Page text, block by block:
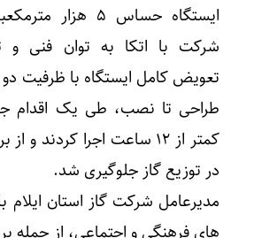
ایستگاه حساس ۵
شرکت با اتکا به توان فنی و
تعویض کامل ایستگاه با ظرفیت دو
طراحی تا نصب، طی یک اقدام
کمتر از ۱۲ ساعت اجرا کردند
در توزیع گاز جلوگیری شد.
مدیرعامل شرکت گاز استان ایلام